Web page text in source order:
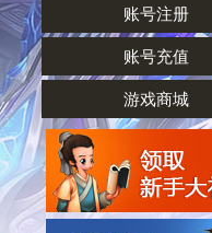
账号注册
账号充值
游戏商城